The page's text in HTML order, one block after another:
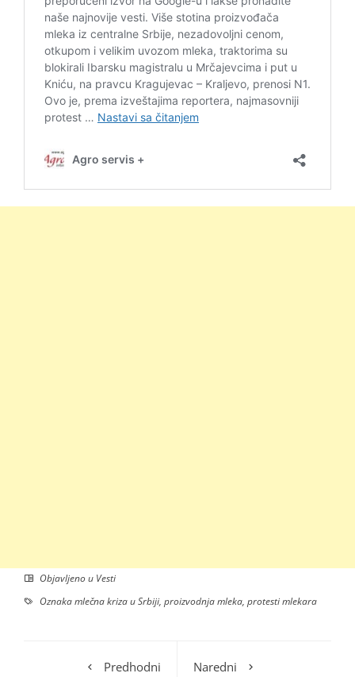
Objavljeno u Vesti
Oznakamlečna kriza u Srbiji, proizvodnja mleka, protesti mlekara
Predhodni
Naredni